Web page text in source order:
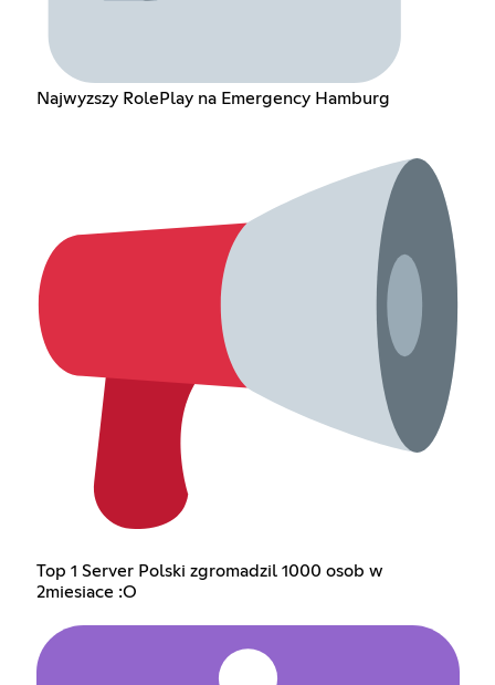
Najwyzszy RolePlay na Emergency Hamburg
Top 1 Server Polski zgromadzil 1000 osob w
2miesiace :O